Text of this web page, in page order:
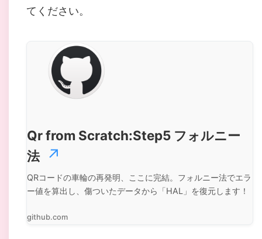
てください。
Qr from Scratch:Step5 フォルニー
法
QRコードの車輪の再発明、ここに完結。フォルニー法でエラ
ー値を算出し、傷ついたデータから「HAL」を復元します！
github.com